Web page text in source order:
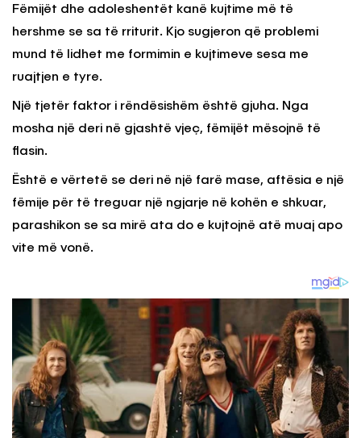
Fëmijët dhe adoleshentët kanë kujtime më të
hershme se sa të rriturit. Kjo sugjeron që problemi
mund të lidhet me formimin e kujtimeve sesa me
ruajtjen e tyre.
Një tjetër faktor i rëndësishëm është gjuha. Nga
mosha një deri në gjashtë vjeç, fëmijët mësojnë të
flasin.
Është e vërtetë se deri në një farë mase, aftësia e një
fëmije për të treguar një ngjarje në kohën e shkuar,
parashikon se sa mirë ata do e kujtojnë atë muaj apo
vite më vonë.